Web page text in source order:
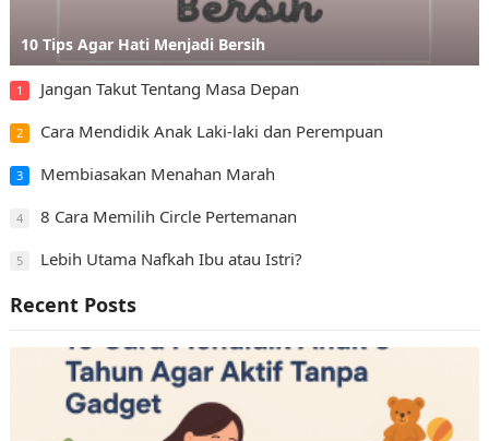
10 Tips Agar Hati Menjadi Bersih
1 Jangan Takut Tentang Masa Depan
2 Cara Mendidik Anak Laki-laki dan Perempuan
3 Membiasakan Menahan Marah
4 8 Cara Memilih Circle Pertemanan
5 Lebih Utama Nafkah Ibu atau Istri?
Recent Posts